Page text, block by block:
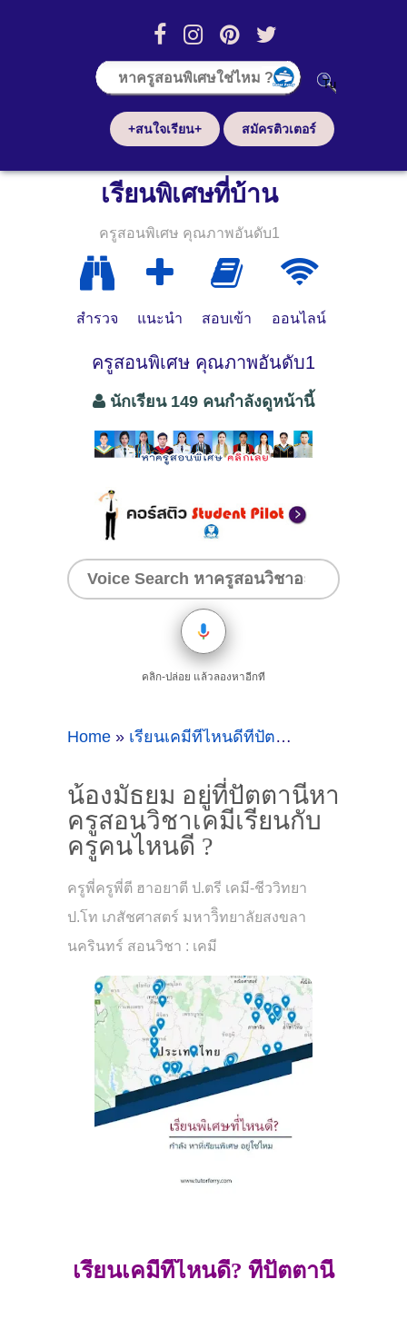
+สนใจเรียน+ สมัครติวเตอร์
เรียนพิเศษที่บ้าน
ครูสอนพิเศษ คุณภาพอันดับ1
สำรวจ แนะนำ สอบเข้า ออนไลน์
ครูสอนพิเศษ คุณภาพอันดับ1
นักเรียน 149 คนกำลังดูหน้านี้
คลิก-ปล่อย แล้วลองหาอีกที
Home » เรียนเคมีที่ไหนดีที่ปัตตานี
น้องมัธยม อยู่ที่ปัตตานีหา
ครูสอนวิชาเคมีเรียนกับ
ครูคนไหนดี ?
ครูพี่ครูพี่ตี ฮาอยาตี ป.ตรี เคมี-ชีววิทยา
ป.โท เภสัชศาสตร์ มหาวิิทยาลัยสงขลา
นครินทร์ สอนวิชา : เคมี
เรียนเคมีที่ไหนดี? ที่ปัตตานี